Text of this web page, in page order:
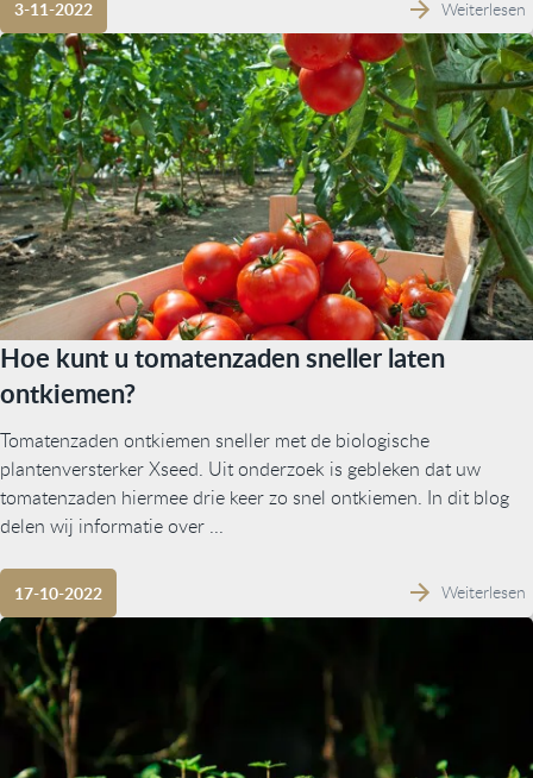
3-11-2022 Weiterlesen
Hoe kunt u tomatenzaden sneller laten
ontkiemen?
Tomatenzaden ontkiemen sneller met de biologische
plantenversterker Xseed. Uit onderzoek is gebleken dat uw
tomatenzaden hiermee drie keer zo snel ontkiemen. In dit blog
delen wij informatie over ...
17-10-2022 Weiterlesen